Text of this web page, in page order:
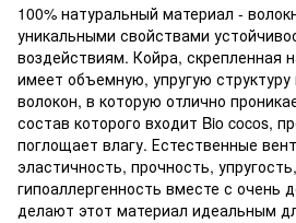
100% натуральный материал -
уникальными свойствами
воздействиям. Койра, скрепленная
имеет объемную, упругую структуру
волокон, в которую отлично
состав которого входит Bio cocos,
поглощает влагу. Естественные
эластичность, прочность,
гипоаллергенность вместе с очень
делают этот материал идеальным